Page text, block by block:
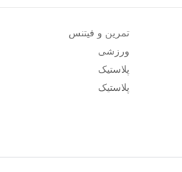
تمرین و فیتنس
ورزشی
پلاستیک
پلاستیک